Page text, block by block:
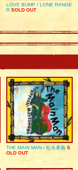
LOVE BUMP / LONE RANGE
R SOLD OUT
THE MAIN MAN / 松永孝義 S
OLD OUT